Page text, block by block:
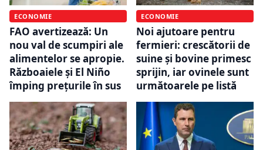
ECONOMIE
FAO avertizează: Un
nou val de scumpiri ale
alimentelor se apropie.
Războaiele și El Niño
împing prețurile în sus
ECONOMIE
Noi ajutoare pentru
fermieri: crescătorii de
suine și bovine primesc
sprijin, iar ovinele sunt
următoarele pe listă